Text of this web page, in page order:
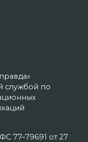
службой по
77–79691 от 27